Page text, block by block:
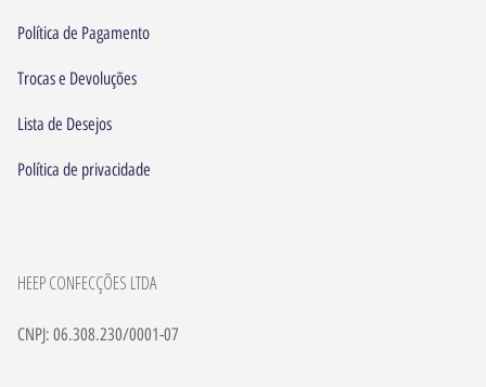
Política de Pagamento
Trocas e Devoluções
Lista de Desejos
Política de privacidade
HEEP CONFECÇÕES LTDA
CNPJ: 06.308.230/0001-07